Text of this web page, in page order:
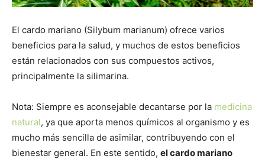
El cardo mariano (Silybum marianum) ofrece varios
beneficios para la salud, y muchos de estos beneficios
están relacionados con sus compuestos activos,
principalmente la silimarina.
Nota: Siempre es aconsejable decantarse por la medicina
natural, ya que aporta menos químicos al organismo y es
mucho más sencilla de asimilar, contribuyendo con el
bienestar general. En este sentido, el cardo mariano